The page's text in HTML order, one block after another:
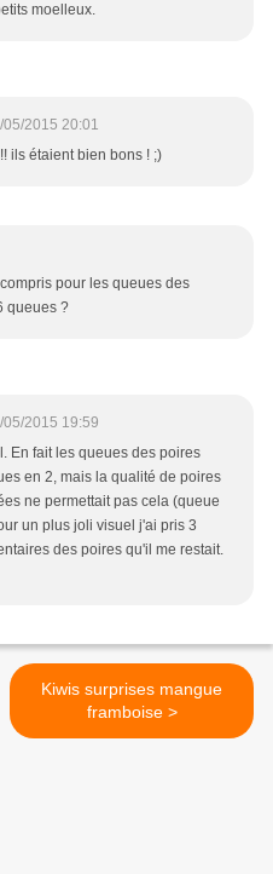
moelleux.
05/2015 20:01
ils étaient bien bons ! ;)
pour les queues des
queues ?
05/2015 19:59
En fait les queues des poires
en 2, mais la qualité de poires
ne permettait pas cela (queue
un plus joli visuel j'ai pris 3
des poires qu'il me restait.
Kiwis surprises mangue
framboise >